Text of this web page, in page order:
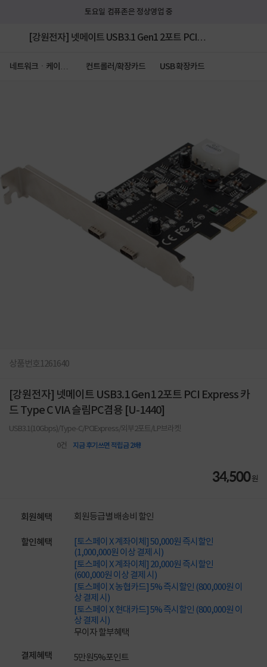
토요일 컴퓨존은 정상영업 중
[강원전자] 넷메이트 USB3.1 Gen1 2포트 PCI
네트워크ㆍ케이블
컨트롤러/확장카드 USB 확장카드
상품번호1261640
[강원전자] 넷메이트 USB3.1 Gen1 2포트 PCI Express 카
드 Type C VIA 슬림PC겸용 [U-1440]
USB3.1(10Gbps)/Type-C/PCIExpress/외부2포트/LP브라켓
0건 지금 후기쓰면 적립금 2배!
34,500원
회원혜택 회원등급별 배송비 할인
할인혜택
[토스페이 X 계좌이체] 50,000원 즉시할인
(1,000,000원 이상 결제 시)
[토스페이 X 계좌이체] 20,000원 즉시할인
(600,000원 이상 결제 시)
[토스페이 X 농협카드] 5% 즉시할인 (800,000원 이
상 결제 시)
[토스페이 X 현대카드] 5% 즉시할인 (800,000원 이
상 결제 시)
무이자 할부혜택
결제혜택 5만원5%포인트